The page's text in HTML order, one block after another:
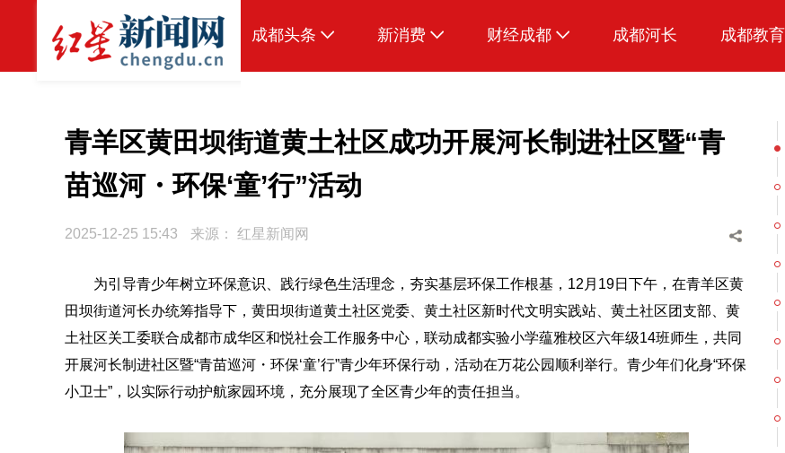
成都头条
本地
国内
热点专题
传真机
新消费 财经成都 成都河长 成都教育
青羊区黄田坝街道黄土社区成功开展河长制进社区暨“青
苗巡河・环保‘童’行”活动
2025-12-25 15:43 来源： 红星新闻网
为引导青少年树立环保意识、践行绿色生活理念，夯实基层环保工作根基，12月19日下午，在青羊区黄
田坝街道河长办统筹指导下，黄田坝街道黄土社区党委、黄土社区新时代文明实践站、黄土社区团支部、黄
土社区关工委联合成都市成华区和悦社会工作服务中心，联动成都实验小学蕴雅校区六年级14班师生，共同
开展河长制进社区暨“青苗巡河・环保‘童’行”青少年环保行动，活动在万花公园顺利举行。青少年们化身“环保
小卫士”，以实际行动护航家园环境，充分展现了全区青少年的责任担当。